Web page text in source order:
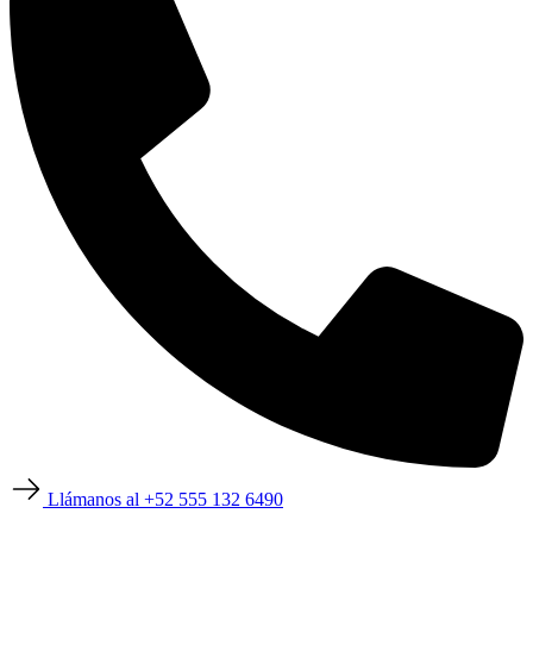
Llámanos al +52 555 132 6490